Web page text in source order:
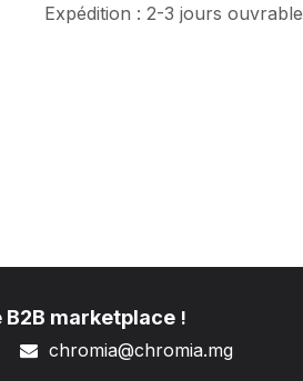
Expédition : 2-3 jours
B2B marketplace !
chromia@chromia.mg